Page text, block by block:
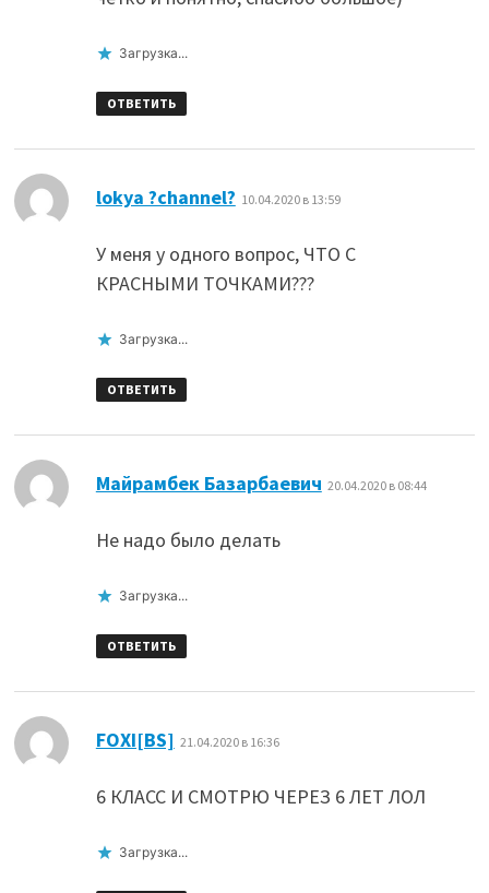
Загрузка...
ОТВЕТИТЬ
lokya ?channel? 10.04.2020 в 13:59
У меня у одного вопрос, ЧТО С
КРАСНЫМИ ТОЧКАМИ???
Загрузка...
ОТВЕТИТЬ
Майрамбек Базарбаевич 20.04.2020 в 08:44
Не надо было делать
Загрузка...
ОТВЕТИТЬ
FOXI[BS] 21.04.2020 в 16:36
6 КЛАСС И СМОТРЮ ЧЕРЕЗ 6 ЛЕТ ЛОЛ
Загрузка...